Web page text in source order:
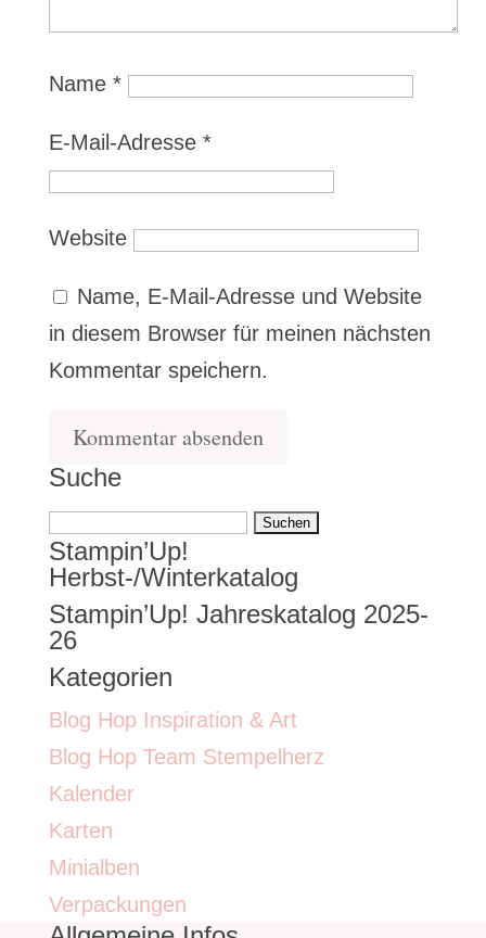
Name *
E-Mail-Adresse *
Website
Name, E-Mail-Adresse und Website
in diesem Browser für meinen nächsten
Kommentar speichern.
Suche
Suchen
nach:
Stampin’Up!
Herbst-/Winterkatalog
Stampin’Up! Jahreskatalog 2025-
26
Kategorien
Blog Hop Inspiration & Art
Blog Hop Team Stempelherz
Kalender
Karten
Minialben
Verpackungen